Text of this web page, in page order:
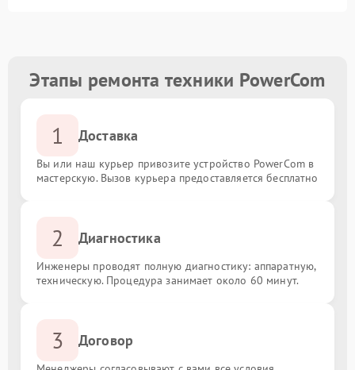
Этапы ремонта техники PowerCom
1 Доставка
Вы или наш курьер привозите устройство PowerCom в
мастерскую. Вызов курьера предоставляется бесплатно
2 Диагностика
Инженеры проводят полную диагностику: аппаратную,
техническую. Процедура занимает около 60 минут.
3 Договор